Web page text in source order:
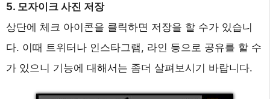
5. 모자이크 사진 저장
상단에 체크 아이콘을 클릭하면 저장을 할 수가 있습니
다. 이때 트위터나 인스타그램, 라인 등으로 공유를 할 수
가 있으니 기능에 대해서는 좀더 살펴보시기 바랍니다.